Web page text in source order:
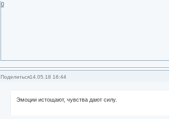
0
Поделиться14.05.18 16:44
Эмоции истощают, чувства дают силу.